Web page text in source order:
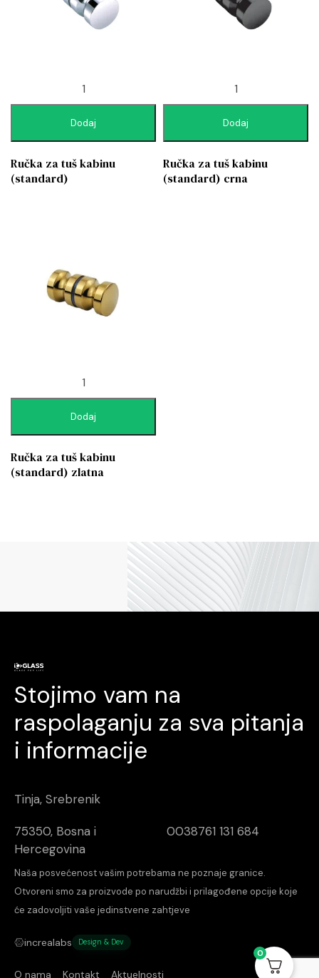
Dodaj
Ručka za tuš kabinu
(standard)
Dodaj
Ručka za tuš kabinu
(standard) crna
Dodaj
Ručka za tuš kabinu
(standard) zlatna
Stojimo vam na
raspolaganju za sva pitanja
i informacije
Tinja, Srebrenik
75350, Bosna i
Hercegovina
0038761 131 684
Naša posvećenost vašim potrebama ne poznaje granice.
Otvoreni smo za proizvode po narudžbi i prilagođene opcije koje
će zadovoljiti vaše jedinstvene zahtjeve
increalabs Design & Dev
O nama Kontakt Aktuelnosti
0